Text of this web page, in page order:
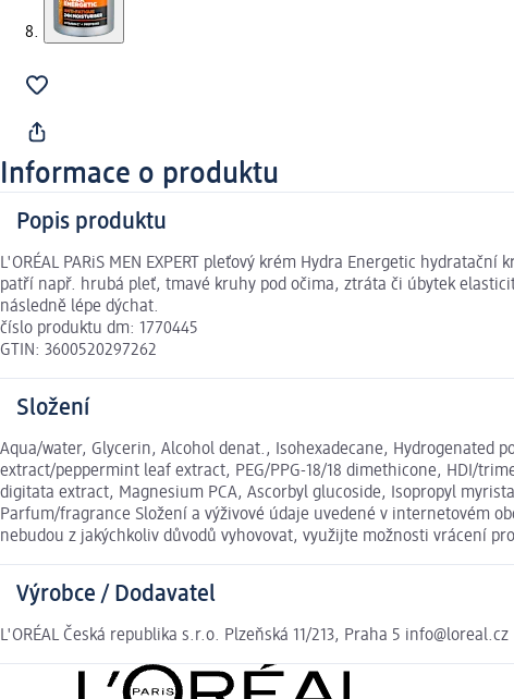
Informace o produktu
Popis produktu
L'ORÉAL PARiS MEN EXPERT pleťový krém Hydra Energetic
patří např. hrubá pleť, tmavé kruhy pod očima, ztráta či úbytek
následně lépe dýchat.
číslo produktu dm: 1770445
GTIN: 3600520297262
Složení
Aqua/water, Glycerin, Alcohol denat., Isohexadecane,
extract/peppermint leaf extract, PEG/PPG-18/18 dimethicone, HDI/
digitata extract, Magnesium PCA, Ascorbyl glucoside, Isopropyl
Parfum/fragrance Složení a výživové údaje uvedené v internetovém
nebudou z jakýchkoliv důvodů vyhovovat, využijte možnosti vrácení
Výrobce / Dodavatel
L'ORÉAL Česká republika s.r.o. Plzeňská 11/213, Praha 5 info@loreal.cz